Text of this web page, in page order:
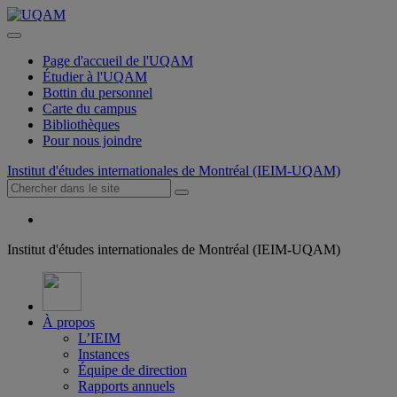
Page d'accueil de l'UQAM
Étudier à l'UQAM
Bottin du personnel
Carte du campus
Bibliothèques
Pour nous joindre
Institut d'études internationales de Montréal (IEIM-UQAM)
Institut d'études internationales de Montréal (IEIM-UQAM)
À propos
L’IEIM
Instances
Équipe de direction
Rapports annuels